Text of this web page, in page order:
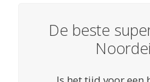
De beste